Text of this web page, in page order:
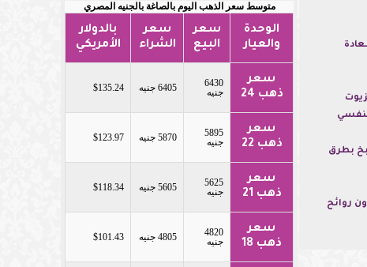
بطرق
روائح
متوسط سعر الذهب اليوم بالصاغة بالجنيه المصري
الوحدة
والعيار
سعر
البيع
سعر
الشراء
بالدولار
الأمريكي
سعر
ذهب 24
6430
جنيه
6405 جنيه $135.24
سعر
ذهب 22
5895
جنيه
5870 جنيه $123.97
سعر
ذهب 21
5625
جنيه
5605 جنيه $118.34
سعر
ذهب 18
4820
جنيه
4805 جنيه $101.43